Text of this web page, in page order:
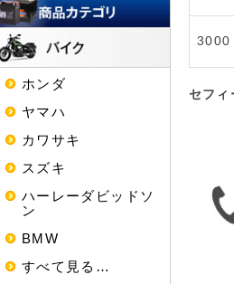
3000
セフィ
ホンダ
ヤマハ
カワサキ
スズキ
ハーレーダビッドソ
ン
BMW
すべて見る…